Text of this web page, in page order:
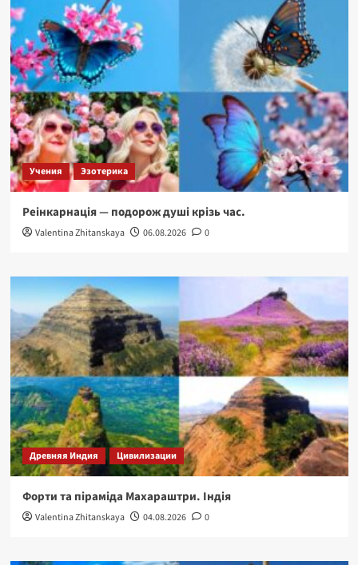
тисячі
храмів.
Учения Эзотерика
Реінкарнація — подорож душі крізь час.
Valentina Zhitanskaya 06.08.2026 0
Древняя Индия Цивилизации
Форти та піраміда Махараштри. Індія
Valentina Zhitanskaya 04.08.2026 0